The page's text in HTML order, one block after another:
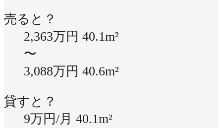
売ると？
2,363万円 40.1m²
〜
3,088万円 40.6m²
貸すと？
9万円/月 40.1m²